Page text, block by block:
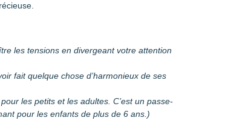
les tensions en divergeant votre attention
fait quelque chose d’harmonieux de ses
les petits et les adultes. C’est un passe-
pour les enfants de plus de 6 ans.)